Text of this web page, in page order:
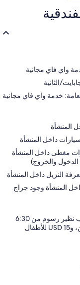
واي فاي مجانية
خدمة واي فاي مجانية
المنشأة
داخل المنشأة
مغطى داخل المنشأة
النزيل داخل المنشأة
المنشأة وجود جراج
يتوفر يوميًا إفطار مطهي حسب الطلب نظير رسوم من 6:30